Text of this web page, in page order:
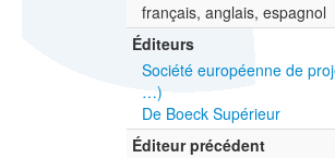
français, anglais, espagnol
Éditeurs
Société européenne de
…)
De Boeck Supérieur
Éditeur précédent